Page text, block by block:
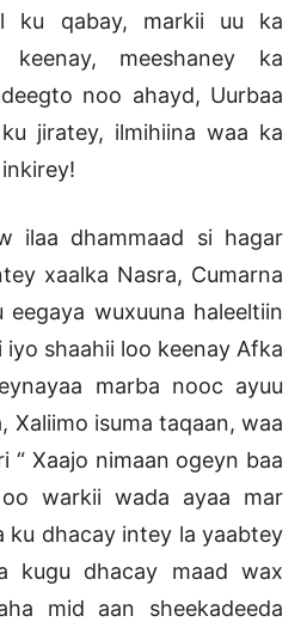
ku qabay, markii uu ka
keenay, meeshaney ka
noo ahayd, Uurbaa
jiratey, ilmihiina waa ka
ilaa dhammaad si hagar
xaalka Nasra, Cumarna
eegaya wuxuuna haleeltiin
iyo shaahii loo keenay Afka
marba nooc ayuu
Xaliimo isuma taqaan, waa
“ Xaajo nimaan ogeyn baa
oo warkii wada ayaa mar
ku dhacay intey la yaabtey
kugu dhacay maad wax
mid aan sheekadeeda